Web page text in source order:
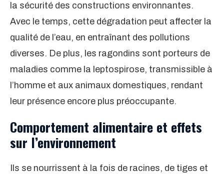
la sécurité des constructions environnantes.
Avec le temps, cette dégradation peut affecter la
qualité de l’eau, en entraînant des pollutions
diverses. De plus, les ragondins sont porteurs de
maladies comme la leptospirose, transmissible à
l’homme et aux animaux domestiques, rendant
leur présence encore plus préoccupante.
Comportement alimentaire et effets
sur l’environnement
Ils se nourrissent à la fois de racines, de tiges et